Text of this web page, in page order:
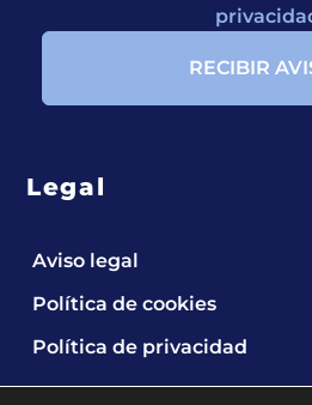
Legal
Aviso legal
Política de cookies
Política de privacidad